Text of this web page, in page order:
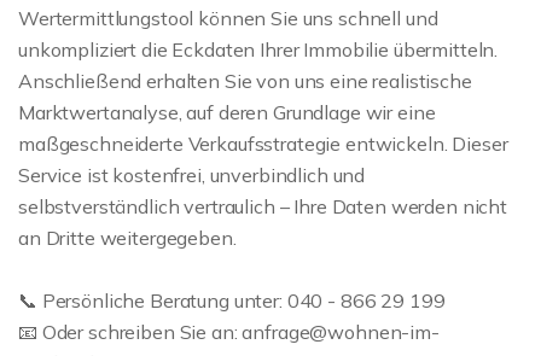
Wertermittlungstool können Sie uns schnell und
unkompliziert die Eckdaten Ihrer Immobilie übermitteln.
Anschließend erhalten Sie von uns eine realistische
Marktwertanalyse, auf deren Grundlage wir eine
maßgeschneiderte Verkaufsstrategie entwickeln. Dieser
Service ist kostenfrei, unverbindlich und
selbstverständlich vertraulich – Ihre Daten werden nicht
an Dritte weitergegeben.
📞 Persönliche Beratung unter: 040 - 866 29 199
📧 Oder schreiben Sie an: anfrage@wohnen-im-